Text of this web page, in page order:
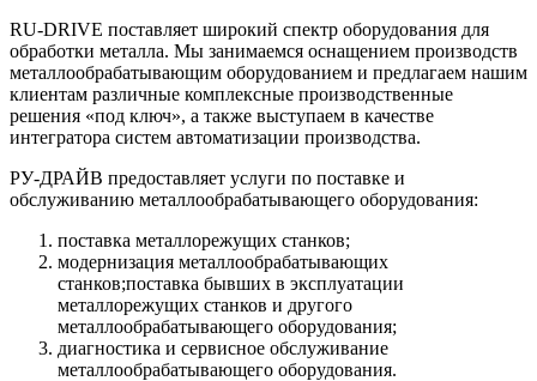
RU-DRIVE поставляет широкий спектр оборудования для
обработки металла. Мы занимаемся оснащением производств
металлообрабатывающим оборудованием и предлагаем нашим
клиентам различные комплексные производственные
решения «под ключ», а также выступаем в качестве
интегратора систем автоматизации производства.
РУ-ДРАЙВ предоставляет услуги по поставке и
обслуживанию металлообрабатывающего оборудования:
поставка металлорежущих станков;
модернизация металлообрабатывающих
станков;поставка бывших в эксплуатации
металлорежущих станков и другого
металлообрабатывающего оборудования;
диагностика и сервисное обслуживание
металлообрабатывающего оборудования.